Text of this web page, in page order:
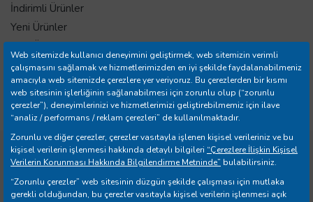
İndirimli Ürünler
Yeni Ürünler
Tüm Ürünler
İletişim
Mağazalar
Banka Hesap Bilgileri
Copyright © 2026 Yılmazer Ev Gereçleri İth. İhr. San. ve Tic.
A.Ş. Tüm Hakları Saklıdır.
Web sitemizde kullanıcı deneyimini geliştirmek, web sitemizin verimli
çalışmasını sağlamak ve hizmetlerimizden en iyi şekilde faydalanabilmeniz
amacıyla web sitemizde çerezlere yer veriyoruz. Bu çerezlerden bir kısmı
web sitesinin işlerliğinin sağlanabilmesi için zorunlu olup (“zorunlu
çerezler”), deneyimlerinizi ve hizmetlerimizi geliştirebilmemiz için ilave
“analiz / performans / reklam çerezleri” de kullanılmaktadır.
Zorunlu ve diğer çerezler, çerezler vasıtayla işlenen kişisel verileriniz ve bu
kişisel verilerin işlenmesi hakkında detaylı bilgileri “Çerezlere İlişkin Kişisel
Verilerin Korunması Hakkında Bilgilendirme Metninde” bulabilirsiniz.
“Zorunlu çerezler” web sitesinin düzgün şekilde çalışması için mutlaka
gerekli olduğundan, bu çerezler vasıtayla kişisel verilerin işlenmesi açık